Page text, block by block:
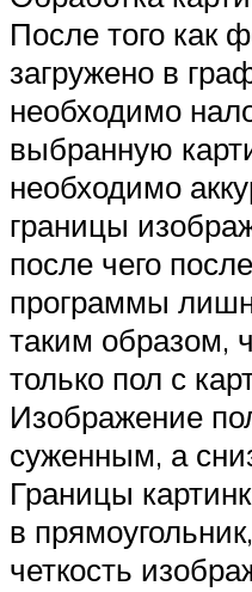
После того как
загружено в
необходимо
выбранную
необходимо
границы
после чего
программы
таким образом,
только пол с
Изображение
суженным, а
Границы
в
четкость